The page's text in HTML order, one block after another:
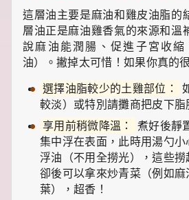
這層油主要是麻油和雞皮油脂的
層油正是麻油雞香氣的來源和溫
說麻油能潤腸、促進子宮收
油）。撇掉太可惜！如果你真的
選擇油脂較少的土雞部位：
較淡）或特別請攤商把皮下脂
享用前稍微降溫：
煮好後靜
集中浮在表面，此時用湯勺
浮油（不用全撈光），這些
卻後可以拿來炒青菜（例如麻
葉），超香！